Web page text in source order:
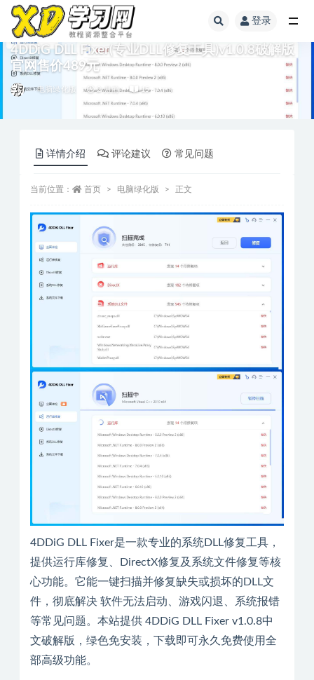
登录
4DDiG DLL Fixer(专业DLL修复工具)v1.0.8破解版
官网售价489元
电脑绿化版 2 月前 15
详情介绍 评论建议 常见问题
当前位置： 首页 电脑绿化版 正文
4DDiG DLL Fixer是一款专业的系统DLL修复工具，
提供运行库修复、DirectX修复及系统文件修复等核
心功能。它能一键扫描并修复缺失或损坏的DLL文
件，彻底解决 软件无法启动、游戏闪退、系统报错
等常见问题。本站提供 4DDiG DLL Fixer v1.0.8中
文破解版，绿色免安装，下载即可永久免费使用全
部高级功能。